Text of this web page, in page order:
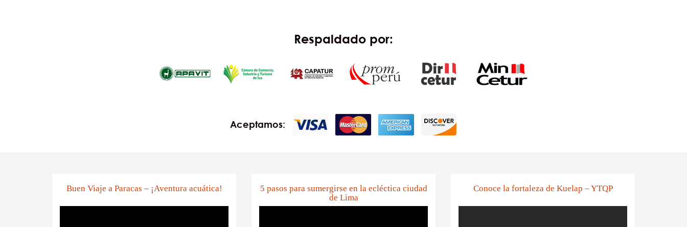
Respaldado por:
Aceptamos:
Buen Viaje a Paracas – ¡Aventura acuática!
5 pasos para sumergirse en la ecléctica ciudad
de Lima
Conoce la fortaleza de Kuelap – YTQP